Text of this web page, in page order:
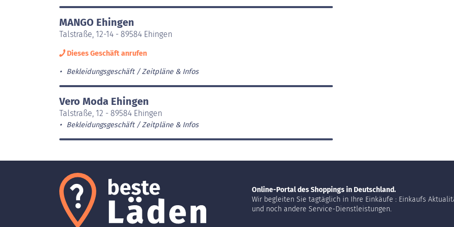
MANGO Ehingen
Talstraße, 12-14 - 89584 Ehingen
Dieses Geschäft anrufen
Bekleidungsgeschäft Zeitpläne & Infos
Vero Moda Ehingen
Talstraße, 12 - 89584 Ehingen
Bekleidungsgeschäft Zeitpläne & Infos
Online-Portal des Shoppings in Deutschland.
Wir begleiten Sie tagtäglich in Ihre Einkäufe : Einkaufs
und noch andere Service-Dienstleistungen.